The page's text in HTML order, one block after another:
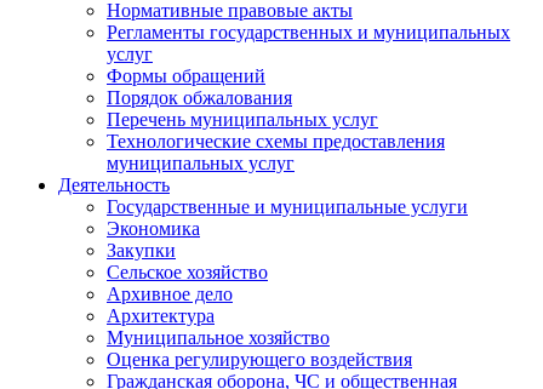
Нормативные правовые акты
Регламенты государственных и муниципальных
услуг
Формы обращений
Порядок обжалования
Перечень муниципальных услуг
Технологические схемы предоставления
муниципальных услуг
Деятельность
Государственные и муниципальные услуги
Экономика
Закупки
Сельское хозяйство
Архивное дело
Архитектура
Муниципальное хозяйство
Оценка регулирующего воздействия
Гражданская оборона, ЧС и общественная